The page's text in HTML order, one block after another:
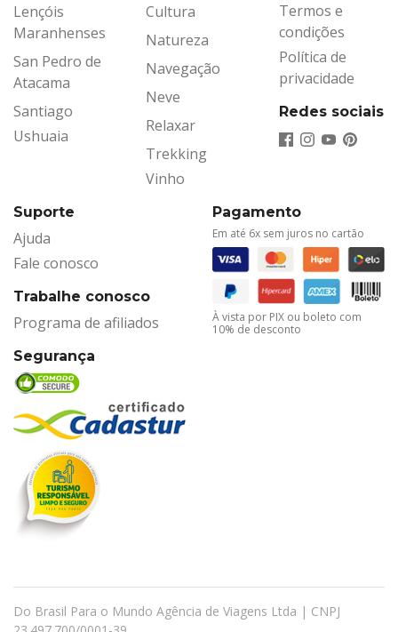
Lençóis
Maranhenses
San Pedro de
Atacama
Santiago
Ushuaia
Cultura
Natureza
Navegação
Neve
Relaxar
Trekking
Vinho
Termos e
condições
Política de
privacidade
Redes sociais
Suporte
Ajuda
Fale conosco
Trabalhe conosco
Programa de afiliados
Segurança
Pagamento
Em até 6x sem juros no cartão
À vista por PIX ou boleto com
10% de desconto
Do Brasil Para o Mundo Agência de Viagens Ltda | CNPJ